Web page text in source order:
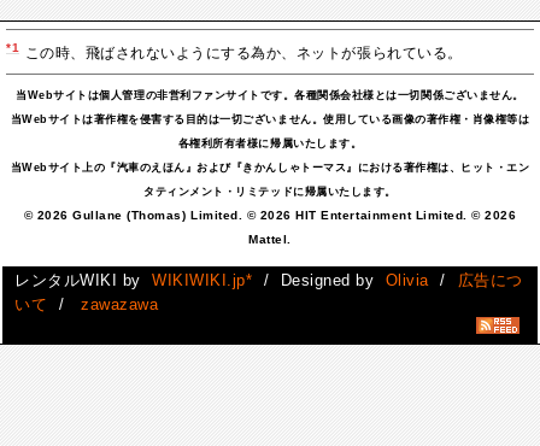
*1 この時、飛ばされないようにする為か、ネットが張られている。
当Webサイトは個人管理の非営利ファンサイトです。各種関係会社様とは一切関係ございません。
当Webサイトは著作権を侵害する目的は一切ございません。使用している画像の著作権・肖像権等は
各権利所有者様に帰属いたします。
当Webサイト上の『汽車のえほん』および『きかんしゃトーマス』における著作権は、ヒット・エン
タティンメント・リミテッドに帰属いたします。
© 2026 Gullane (Thomas) Limited. © 2026 HIT Entertainment Limited. © 2026
Mattel.
レンタルWIKI by WIKIWIKI.jp* / Designed by Olivia /
広告につ
いて
/ zawazawa